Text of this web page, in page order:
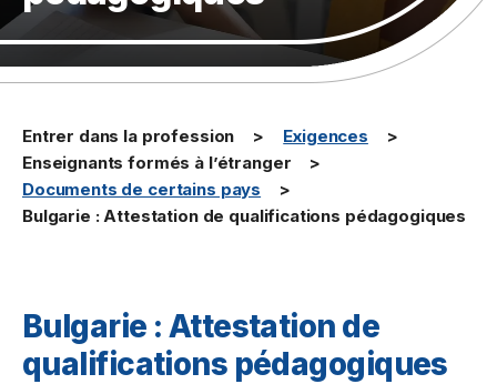
Entrer dans la profession
Exigences
Enseignants formés à l’étranger
Documents de certains pays
Bulgarie : Attestation de qualifications pédagogiques
Bulgarie : Attestation de
qualifications pédagogiques